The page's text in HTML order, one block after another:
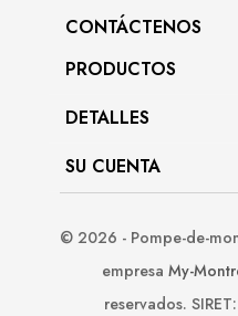
CONTÁCTENOS
PRODUCTOS
DETALLES
SU CUENTA
© 2026 - Pompe-de-
empresa My-
reservados.